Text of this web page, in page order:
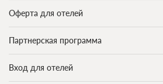
Оферта для отелей
Партнерская программа
Вход для отелей